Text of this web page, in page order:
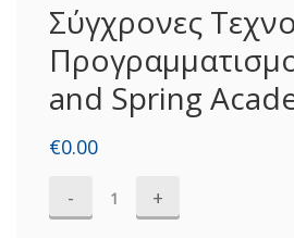
Σύγχρονες
and Spring
€0.00
Σύγχρονες
Τεχνολογίες